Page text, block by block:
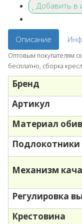
Добавить в
Описание
Оптовым покупателям
бесплатно, сборка
Бренд
Артикул
Материал
Подлокотники
Механизм
Регулировка
Крестовина